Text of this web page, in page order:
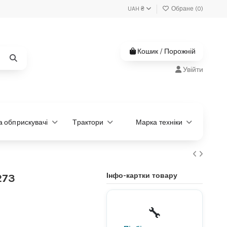
UAH ₴ Обране (0)
Кошик / Порожній
Увійти
обприскувачі Трактори Марка техніки
Інфо-картки товару
🔧
потрібна?
Підберемо за моделлю або